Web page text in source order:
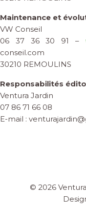
Maintenance et
VW Conseil
06 37 36 30 91 –
conseil.com
30210 REMOULINS
Responsabilités
Ventura Jardin
07 86 71 66 08
E-mail :
© 2026